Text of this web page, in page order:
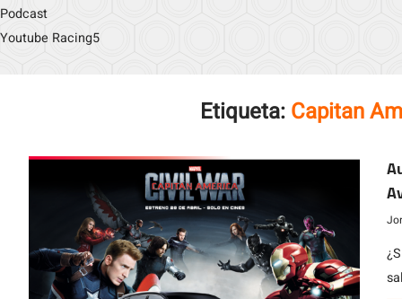
Podcast
Youtube Racing5
Etiqueta: Capitan